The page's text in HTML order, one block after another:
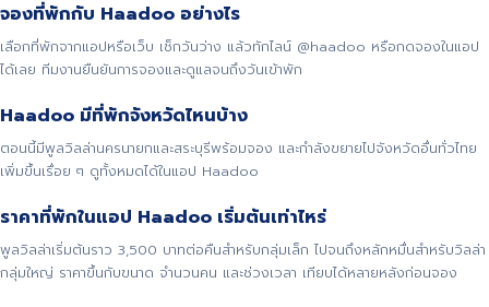
จองที่พักกับ Haadoo อย่างไร
เลือกที่พักจากแอปหรือเว็บ เช็กวันว่าง แล้วทักไลน์ @haadoo หรือกดจองในแอป
ได้เลย ทีมงานยืนยันการจองและดูแลจนถึงวันเข้าพัก
Haadoo มีที่พักจังหวัดไหนบ้าง
ตอนนี้มีพูลวิลล่านครนายกและสระบุรีพร้อมจอง และกำลังขยายไปจังหวัดอื่นทั่วไทย
เพิ่มขึ้นเรื่อย ๆ ดูทั้งหมดได้ในแอป Haadoo
ราคาที่พักในแอป Haadoo เริ่มต้นเท่าไหร่
พูลวิลล่าเริ่มต้นราว 3,500 บาทต่อคืนสำหรับกลุ่มเล็ก ไปจนถึงหลักหมื่นสำหรับวิลล่า
กลุ่มใหญ่ ราคาขึ้นกับขนาด จำนวนคน และช่วงเวลา เทียบได้หลายหลังก่อนจอง